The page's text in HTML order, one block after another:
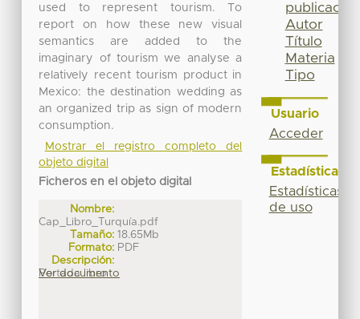
used to represent tourism. To
report on how these new visual
semantics are added to the
imaginary of tourism we analyse a
relatively recent tourism product in
Mexico: the destination wedding as
an organized trip as sign of modern
consumption.
Mostrar el registro completo del
objeto digital
Ficheros en el objeto digital
Nombre:
Cap_Libro_Turquía.pdf
Tamaño: 18.65Mb
Formato: PDF
Descripción:
Portada libro
Ver documento
publicación
Autor
Título
Materia
Tipo
Usuario
Acceder
Estadísticas
Estadísticas
de uso